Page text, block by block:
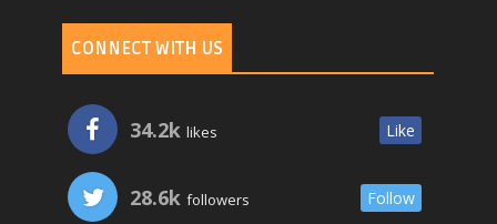
CONNECT WITH US
34.2k likes Like
28.6k followers Follow